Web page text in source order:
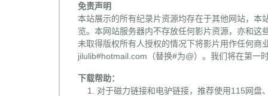
免责声明
本站展示的所有纪录片资源均存在于其他网站，本
览。本网站服务器内不存放任何影片资源，亦和
未取得版权所有人授权的情况下将影片用作任何
jilulib#hotmail.com（替换#为@）。我们将在第一
下载帮助：
对于磁力链接和电驴链接，推荐使用115网盘